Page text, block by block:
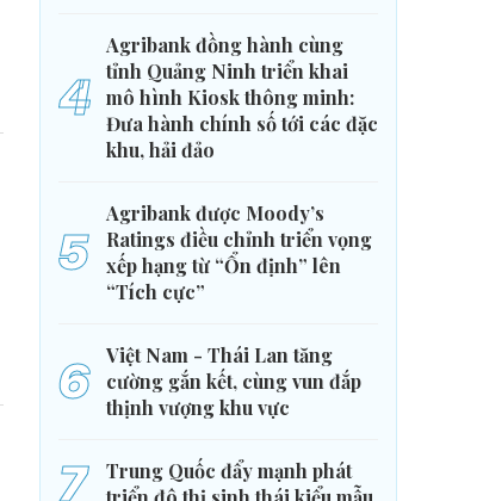
4
Agribank đồng hành cùng
tỉnh Quảng Ninh triển khai
mô hình Kiosk thông minh:
Đưa hành chính số tới các đặc
khu, hải đảo
5
Agribank được Moody’s
Ratings điều chỉnh triển vọng
xếp hạng từ “Ổn định” lên
“Tích cực”
6
Việt Nam - Thái Lan tăng
cường gắn kết, cùng vun đắp
thịnh vượng khu vực
7
Trung Quốc đẩy mạnh phát